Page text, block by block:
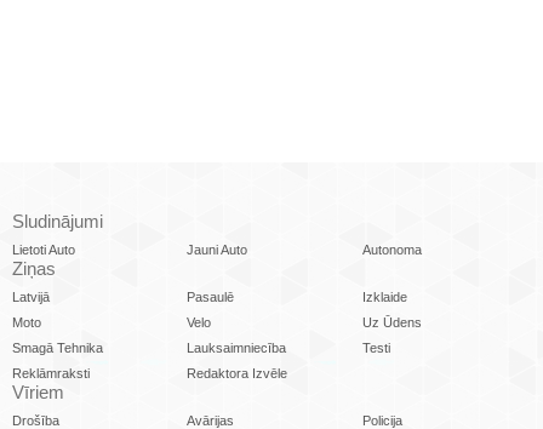
Sludinājumi
Lietoti Auto Jauni Auto Autonoma
Ziņas
Latvijā Pasaulē
Izklaide
Moto
Velo
Uz Ūdens
Smagā Tehnika
Lauksaimniecība
Testi
Reklāmraksti
Redaktora Izvēle
Vīriem
Drošība Avārijas
Policija